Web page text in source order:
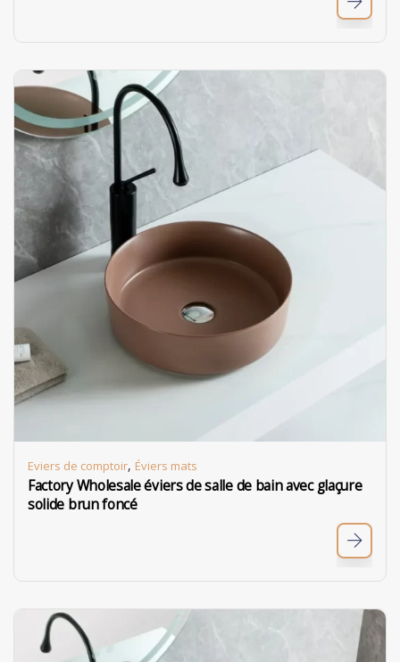
Eviers de comptoir, Éviers mats
Factory Wholesale éviers de salle de bain avec glaçure
solide brun foncé